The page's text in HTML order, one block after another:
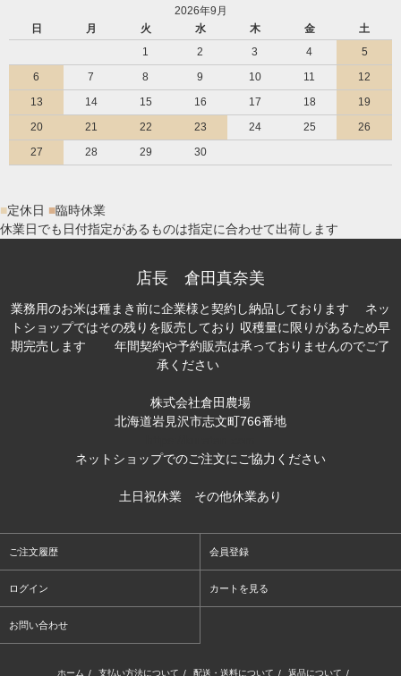
2026年9月
日
月 火 水 木 金
土
1
2 3 4
5
6
7 8 9 10 11
12
13
14 15 16 17 18
19
20
21 22 23 24 25
26
27
28 29 30
■定休日 ■臨時休業
休業日でも日付指定があるものは指定に合わせて出荷します
店長 倉田真奈美
業務用のお米は種まき前に企業様と契約し納品しております ネッ
トショップではその残りを販売しており 収穫量に限りがあるため早
期完売します 年間契約や予約販売は承っておりませんのでご了
承ください
株式会社倉田農場
北海道岩見沢市志文町766番地
ネットショップでのご注文にご協力ください
土日祝休業 その他休業あり
ご注文履歴 会員登録
ログイン カートを見る
お問い合わせ
ホーム / 支払い方法について / 配送・送料について / 返品について /